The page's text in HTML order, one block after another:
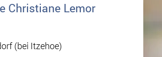
Christiane Lemor
(bei Itzehoe)